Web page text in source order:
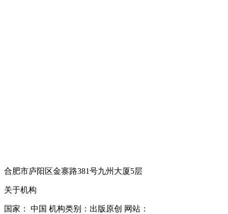
合肥市庐阳区金寨路381号九州大厦5层
关于机构
国家： 中国 机构类别：出版原创 网站：